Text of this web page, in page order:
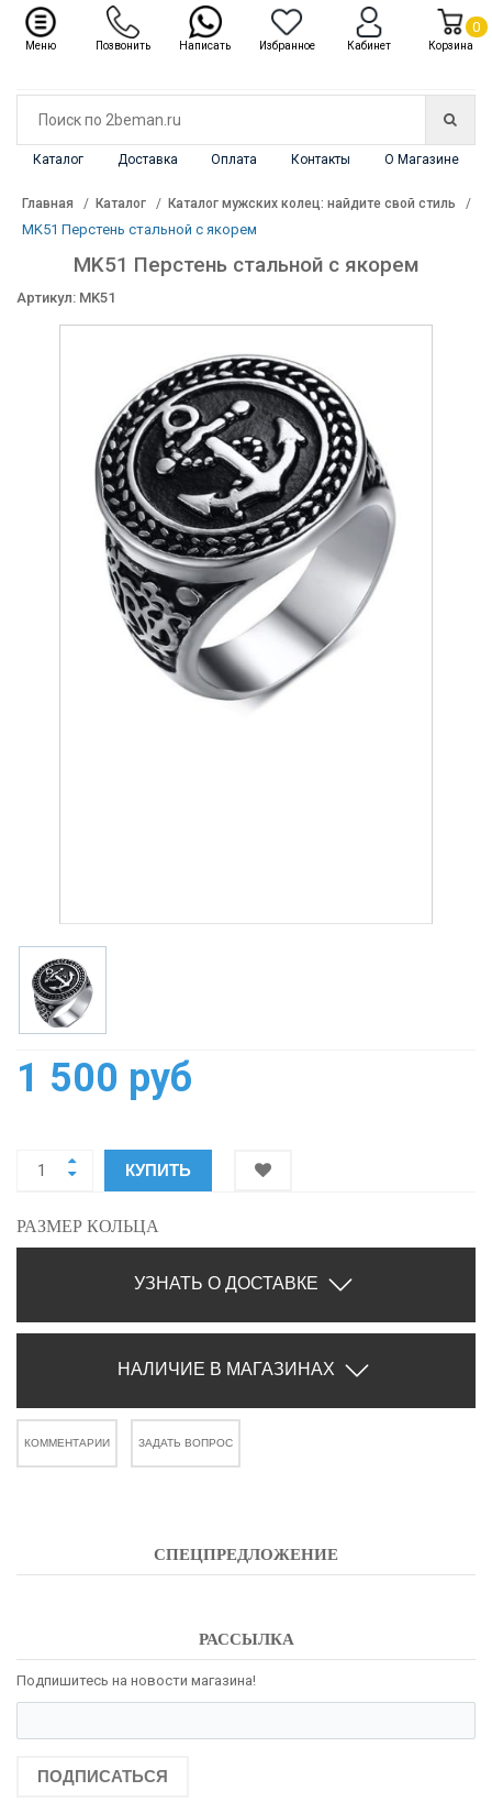
Каталог Доставка Оплата Контакты О Магазине
Каталог ✖
Главная Каталог Каталог мужских колец: найдите свой стиль
MK51 Перстень стальной с якорем
MK51 Перстень стальной с якорем
Артикул: MK51
1 500 руб
КУПИТЬ
РАЗМЕР КОЛЬЦА
УЗНАТЬ О ДОСТАВКЕ
НАЛИЧИЕ В МАГАЗИНАХ
КОММЕНТАРИИ ЗАДАТЬ ВОПРОС
СПЕЦПРЕДЛОЖЕНИЕ
РАССЫЛКА
Подпишитесь на новости магазина!
ПОДПИСАТЬСЯ
Меню Позвонить Написать Избранное Кабинет Корзина
0